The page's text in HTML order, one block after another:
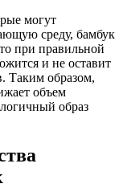
могут
среду, бамбук
при правильной
и не оставит
Таким образом,
объем
образ